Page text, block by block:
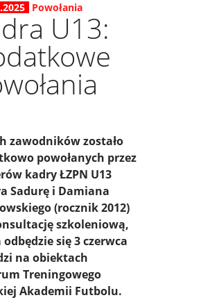
Powołania
U13:
zawodników zostało
powołanych przez
kadry ŁZPN U13
Sadurę i Damiana
(rocznik 2012)
szkoleniową,
się 3 czerwca
na obiektach
Treningowego
Akademii Futbolu.